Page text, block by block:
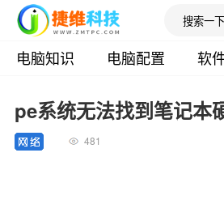
电脑知识 电脑配置 软
pe系统无法找到笔记本
481